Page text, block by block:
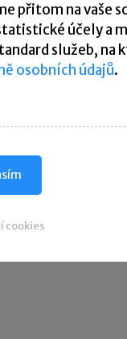
přitom na vaše
účely a
služeb, na
osobních údajů.
cookies